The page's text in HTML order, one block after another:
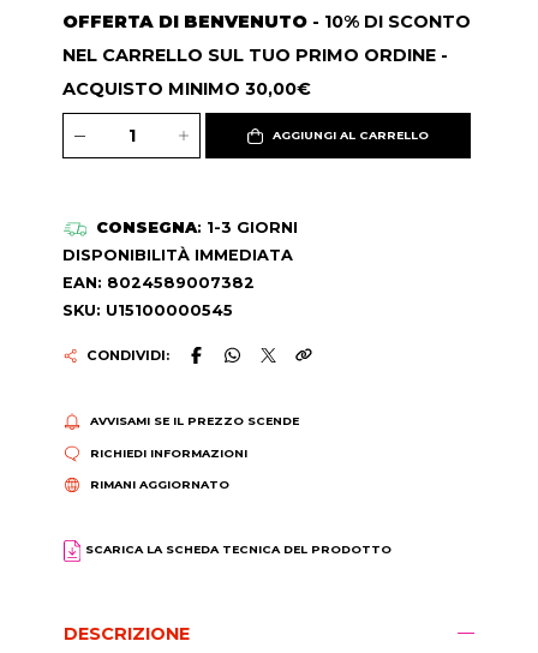
OFFERTA DI BENVENUTO - 10% DI SCONTO
NEL CARRELLO SUL TUO PRIMO ORDINE -
ACQUISTO MINIMO 30,00€
AGGIUNGI AL CARRELLO
CONSEGNA: 1-3 GIORNI
DISPONIBILITÀ IMMEDIATA
EAN: 8024589007382
SKU: U15100000545
CONDIVIDI:
AVVISAMI SE IL PREZZO SCENDE
RICHIEDI INFORMAZIONI
RIMANI AGGIORNATO
SCARICA LA SCHEDA TECNICA DEL PRODOTTO
DESCRIZIONE